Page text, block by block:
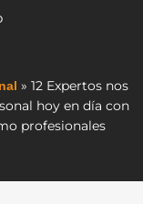
» 12 Expertos nos
hoy en día con
profesionales